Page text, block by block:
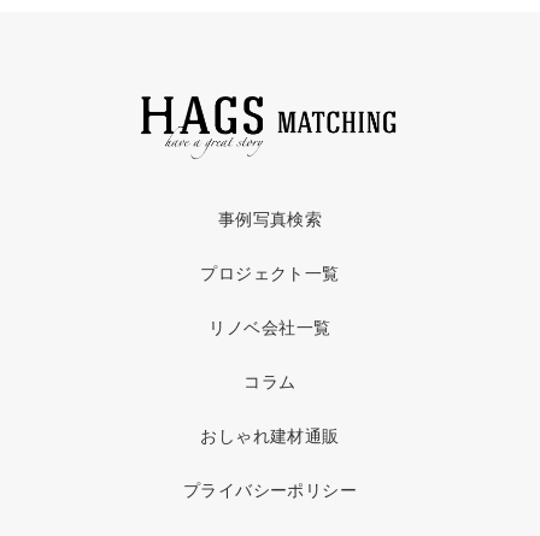
事例写真検索
プロジェクト一覧
リノベ会社一覧
コラム
おしゃれ建材通販
プライバシーポリシー